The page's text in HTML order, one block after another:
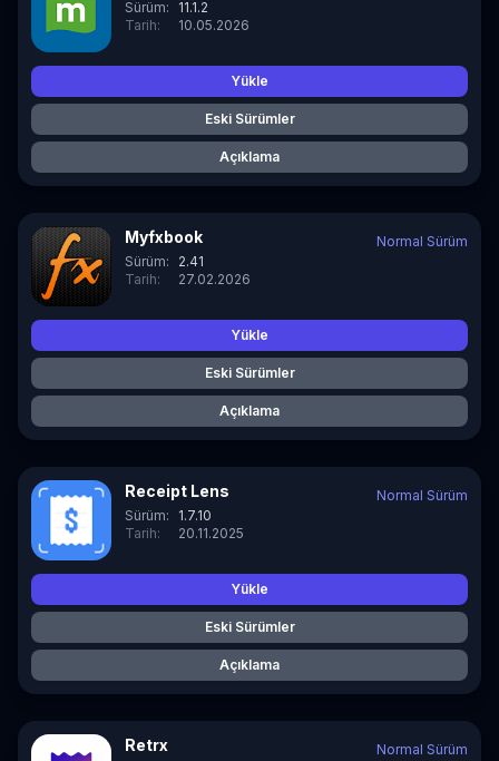
Sürüm:
11.1.2
Tarih:
10.05.2026
Yükle
Eski Sürümler
Açıklama
Myfxbook
Sürüm:
2.41
Tarih:
27.02.2026
Normal Sürüm
Yükle
Eski Sürümler
Açıklama
Receipt Lens
Sürüm:
1.7.10
Tarih:
20.11.2025
Normal Sürüm
Yükle
Eski Sürümler
Açıklama
Retrx Normal Sürüm